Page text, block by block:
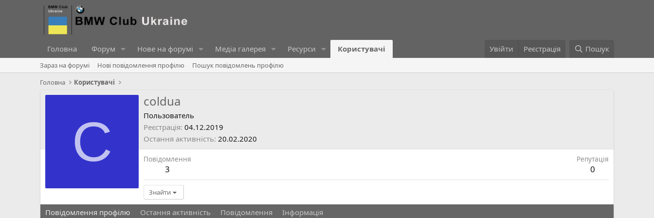
Головна Форум Нове на форумі Медіа галерея Ресурси Користувачі Увійти Реєстрація Пошук
Зараз на форумі Нові повідомлення профілю
Пошук повідомлень профілю
Головна
Користувачі
C
coldua
Пользователь
Реєстрація 04.12.2019
Остання активність 20.02.2020
Повідомлення
3
Репутація
0
Знайти
Повідомлення профілю Остання активність Повідомлення Інформація